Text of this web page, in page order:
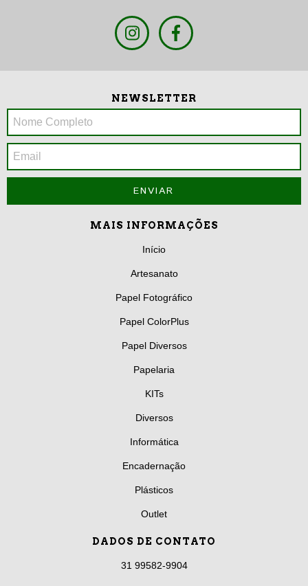
NEWSLETTER
MAIS INFORMAÇÕES
Início
Artesanato
Papel Fotográfico
Papel ColorPlus
Papel Diversos
Papelaria
KITs
Diversos
Informática
Encadernação
Plásticos
Outlet
DADOS DE CONTATO
31 99582-9904